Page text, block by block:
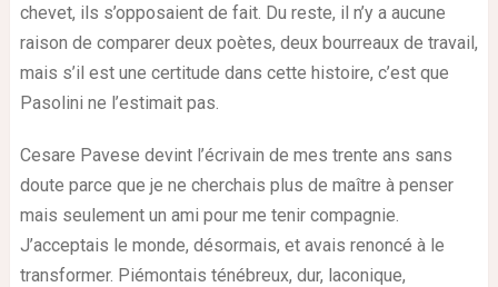
chevet, ils s’opposaient de fait. Du reste, il n’y a aucune
raison de comparer deux poètes, deux bourreaux de travail,
mais s’il est une certitude dans cette histoire, c’est que
Pasolini ne l’estimait pas.
Cesare Pavese devint l’écrivain de mes trente ans sans
doute parce que je ne cherchais plus de maître à penser
mais seulement un ami pour me tenir compagnie.
J’acceptais le monde, désormais, et avais renoncé à le
transformer. Piémontais ténébreux, dur, laconique,